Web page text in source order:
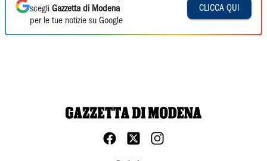
scegli Gazzetta di Modena
per le tue notizie su Google
CLICCA QUI